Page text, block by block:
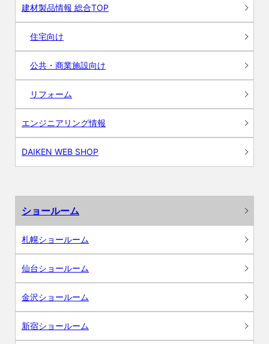
建材製品情報 総合TOP
住宅向け
公共・商業施設向け
リフォーム
エンジニアリング情報
DAIKEN WEB SHOP
ショールーム
札幌ショールーム
仙台ショールーム
金沢ショールーム
新宿ショールーム